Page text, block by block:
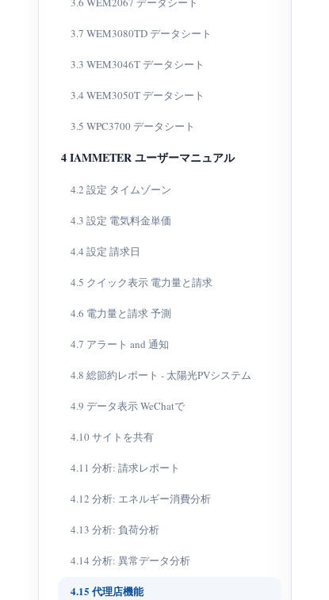
3.7 WEM3080TD データシート
3.3 WEM3046T データシート
3.4 WEM3050T データシート
3.5 WPC3700 データシート
4 IAMMETER ユーザーマニュアル
4.2 設定 タイムゾーン
4.3 設定 電気料金単価
4.4 設定 請求日
4.5 クイック表示 電力量と請求
4.6 電力量と請求 予測
4.7 アラート and 通知
4.8 総節約レポート - 太陽光PVシステム
4.9 データ表示 WeChatで
4.10 サイトを共有
4.11 分析: 請求レポート
4.12 分析: エネルギー消費分析
4.13 分析: 負荷分析
4.14 分析: 異常データ分析
4.15 代理店機能